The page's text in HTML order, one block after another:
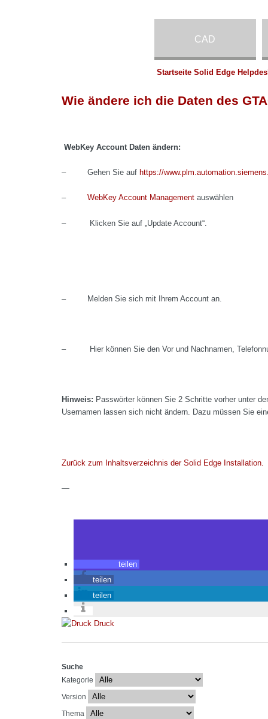
CAD
Startseite Solid Edge
Wie ändere ich die Daten des
WebKey Account Daten ändern:
– Gehen Sie auf https://
–WebKey Account Management auswählen
– Klicken Sie auf „Update Account“.
– Melden Sie sich mit Ihrem Account an.
– Hier können Sie den Vor und Nachnamen,
Hinweis: Passwörter können Sie 2 Schritte vorher unter
Usernamen lassen sich nicht ändern. Dazu müssen Sie
Zurück zum Inhaltsverzeichnis der Solid Edge Installation.
—
teilen
teilen
teilen
Druck
Suche
Kategorie
Version
Thema